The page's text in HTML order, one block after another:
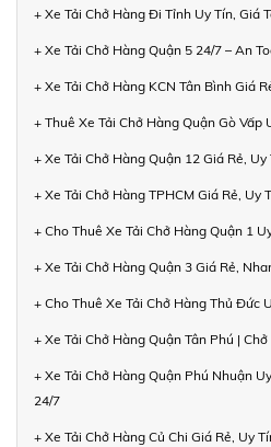
+ Xe Tải Chở Hàng Đi Tỉnh Uy Tín, Giá
+ Xe Tải Chở Hàng Quận 5 24/7 – An
+ Xe Tải Chở Hàng KCN Tân Bình Giá
+ Thuê Xe Tải Chở Hàng Quận Gò Vấp
+ Xe Tải Chở Hàng Quận 12 Giá Rẻ,
+ Xe Tải Chở Hàng TPHCM Giá Rẻ, Uy
+ Cho Thuê Xe Tải Chở Hàng Quận 1
+ Xe Tải Chở Hàng Quận 3 Giá Rẻ,
+ Cho Thuê Xe Tải Chở Hàng Thủ Đức
+ Xe Tải Chở Hàng Quận Tân Phú |
+ Xe Tải Chở Hàng Quận Phú Nhuận
24/7
+ Xe Tải Chở Hàng Củ Chi Giá Rẻ, Uy